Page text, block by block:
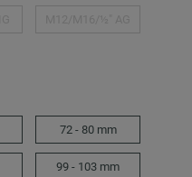
72 - 80 mm
99 - 103 mm